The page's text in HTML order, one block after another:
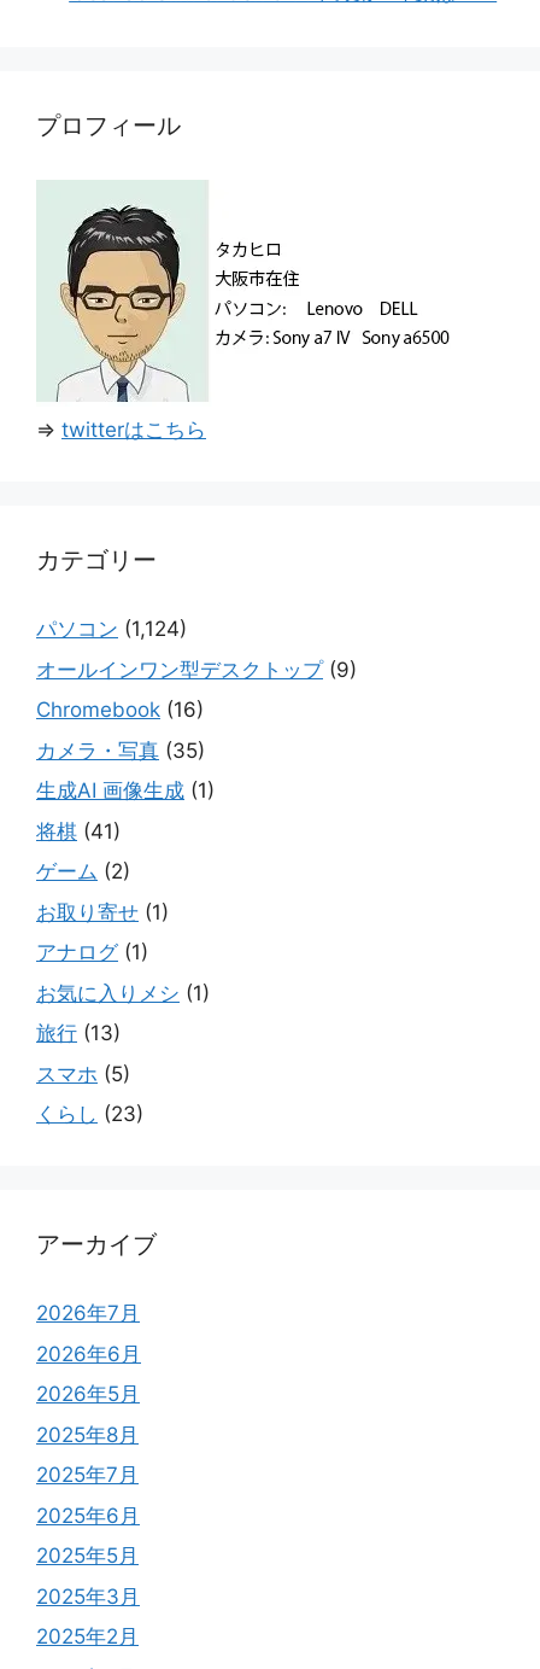
プロフィール
⇒ twitterはこちら
カテゴリー
パソコン (1,124)
オールインワン型デスクトップ(9)
Chromebook (16)
カメラ・写真 (35)
生成AI 画像生成 (1)
将棋 (41)
ゲーム (2)
お取り寄せ (1)
アナログ(1)
お気に入りメシ (1)
旅行 (13)
スマホ (5)
くらし (23)
アーカイブ
2026年7月
2026年6月
2026年5月
2025年8月
2025年7月
2025年6月
2025年5月
2025年3月
2025年2月